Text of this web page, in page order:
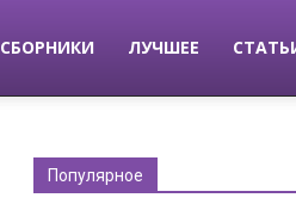
СБОРНИКИ ЛУЧШЕЕ
Популярное